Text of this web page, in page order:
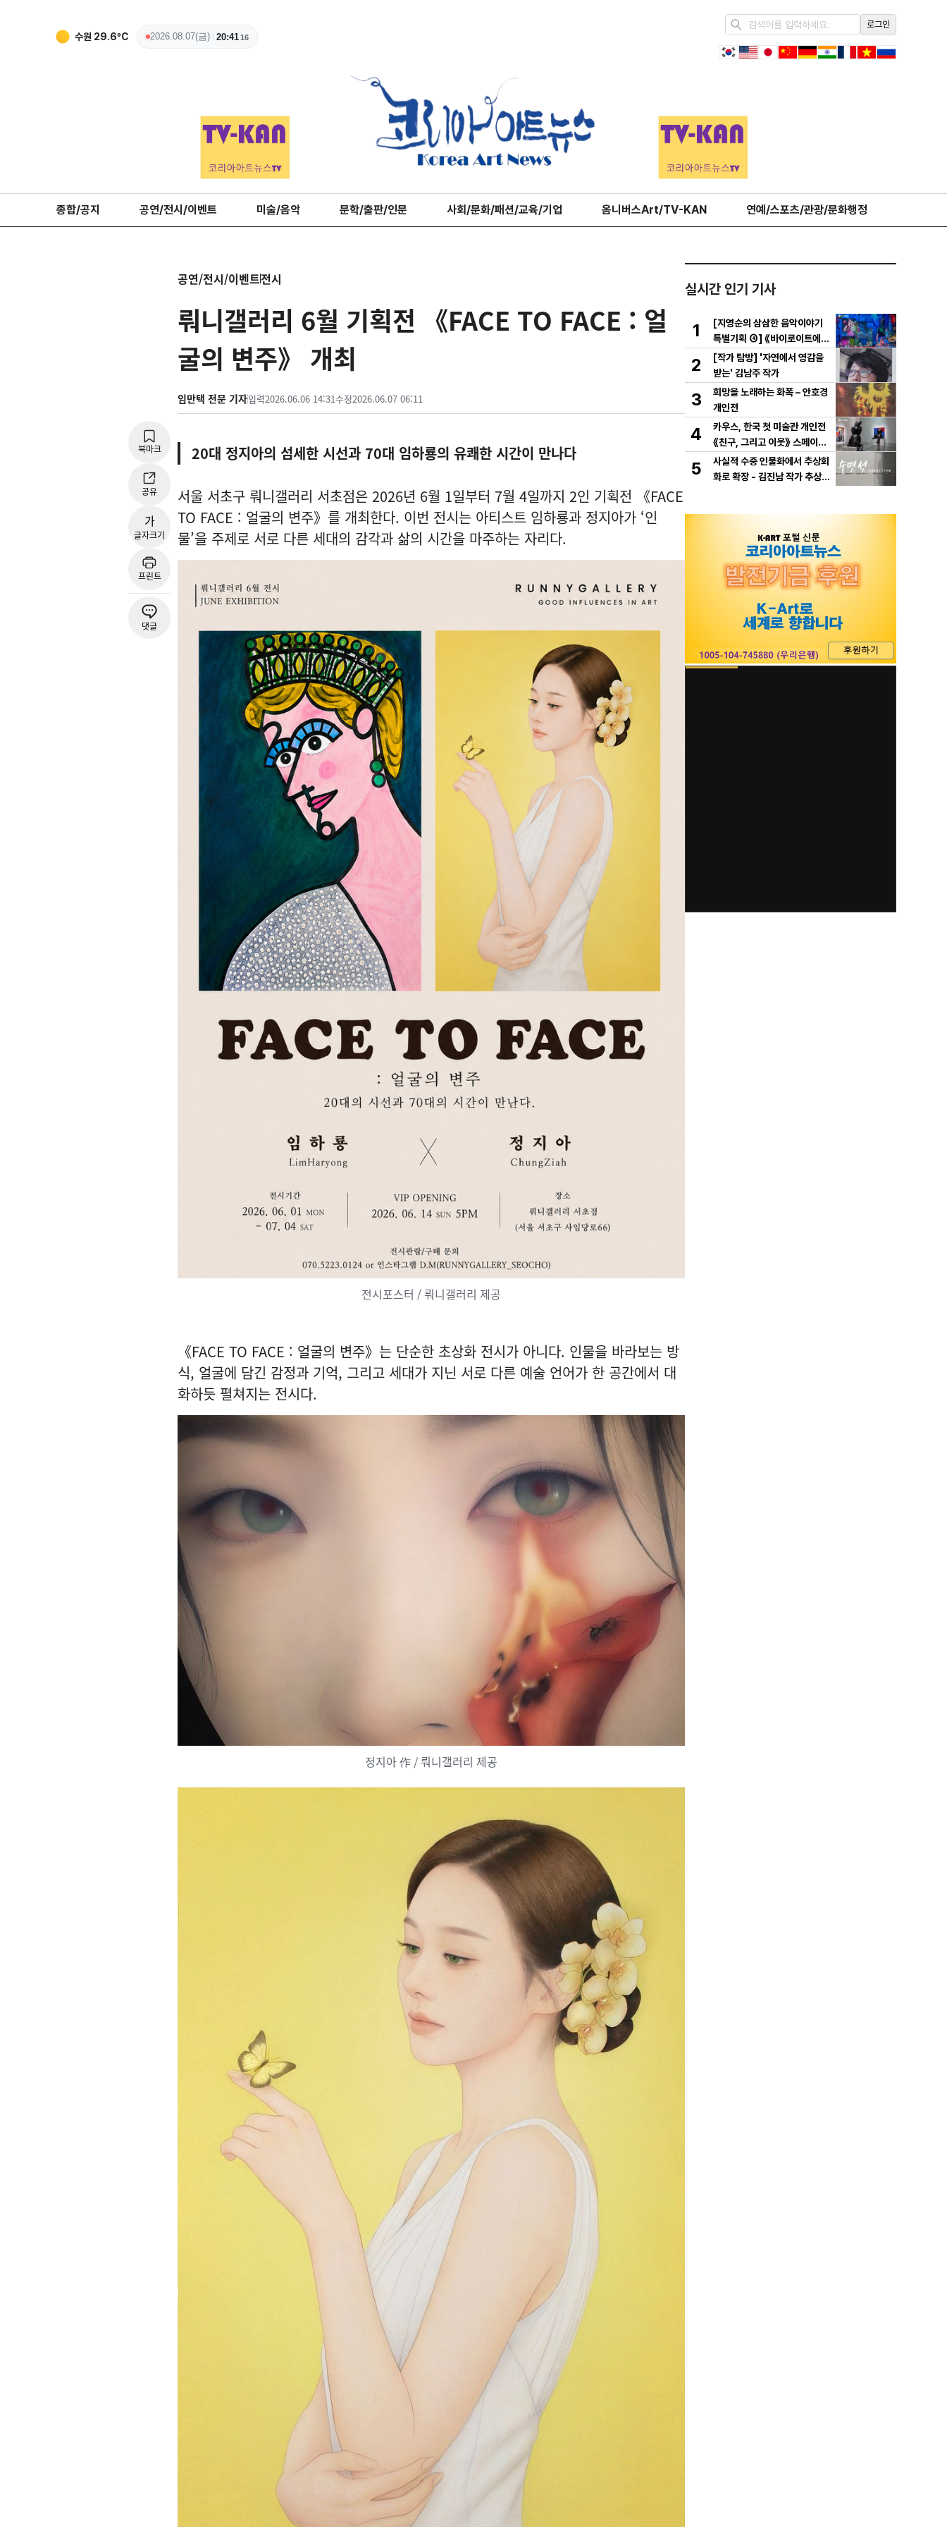
청주 28ºC 2026.08.07(금) 20:4118
로그인
종합/공지 공연/전시/이벤트 미술/음악 문학/출판/인문 사회/문화/패션/교육/기업 옴니버스Art/TV-KAN 연예/스포츠/관광/문화행정
공연/전시/이벤트전시
뤄니갤러리 6월 기획전 《FACE TO FACE : 얼
굴의 변주》 개최
임만택 전문 기자입력2026.06.06 14:31수정2026.06.07 06:11
북마크
공유
가
글자크기
프린트
댓글
20대 정지아의 섬세한 시선과 70대 임하룡의 유쾌한 시간이 만나다
서울 서초구 뤄니갤러리 서초점은 2026년 6월 1일부터 7월 4일까지 2인 기획전 《FACE
TO FACE : 얼굴의 변주》를 개최한다. 이번 전시는 아티스트 임하룡과 정지아가 ‘인
물’을 주제로 서로 다른 세대의 감각과 삶의 시간을 마주하는 자리다.
전시포스터 / 뤄니갤러리 제공
《FACE TO FACE : 얼굴의 변주》는 단순한 초상화 전시가 아니다. 인물을 바라보는 방
식, 얼굴에 담긴 감정과 기억, 그리고 세대가 지닌 서로 다른 예술 언어가 한 공간에서 대
화하듯 펼쳐지는 전시다.
정지아 作 / 뤄니갤러리 제공
실시간 인기 기사
1
[지영순의 삼삼한 음악이야기
특별기획 ④] 《바이로이트에서
만난 바그너》
2
[작가 탐방] '자연에서 영감을
받는' 김남주 작가
3
희망을 노래하는 화폭 – 안호경
개인전
4
카우스, 한국 첫 미술관 개인전
《친구, 그리고 이웃》 스페이스
K 서울에서 개최
5
사실적 수중 인물화에서 추상회
화로 확장 - 김진남 작가 추상